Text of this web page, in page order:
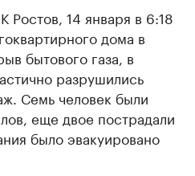
Ростов, 14 января в 6:18
дома в
бытового газа, в
разрушились
Семь человек были
еще двое пострадали
было эвакуировано